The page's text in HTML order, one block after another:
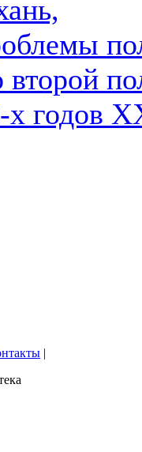
второй
х годов
|